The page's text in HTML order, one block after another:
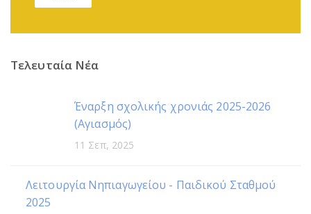
Τελευταία Νέα
Έναρξη σχολικής χρονιάς 2025-2026
(Αγιασμός)
11 Σεπ, 2025
Λειτουργία Νηπιαγωγείου - Παιδικού Σταθμού
2025